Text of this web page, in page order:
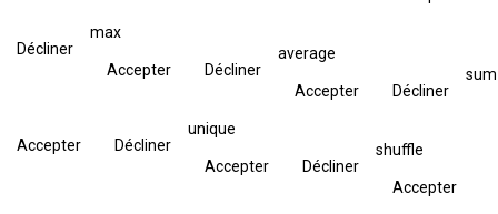
Décliner
max
Accepter Décliner
average
Accepter Décliner
sum
Accepter Décliner
unique
Accepter Décliner
shuffle
Accepter